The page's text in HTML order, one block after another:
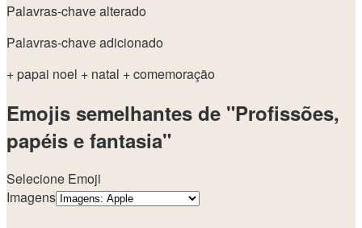
Palavras-chave alterado
Palavras-chave adicionado
+ papai noel + natal + comemoração
Emojis semelhantes de "Profissões,
papéis e fantasia"
Selecione Emoji
Imagens